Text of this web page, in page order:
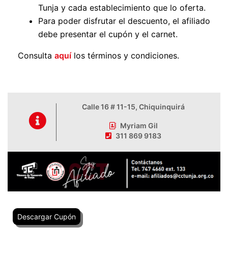
Tunja y cada establecimiento que lo oferta.
Para poder disfrutar el descuento, el afiliado
debe presentar el cupón y el carnet.
Consulta aquílos términos y condiciones.
Calle 16 # 11-15, Chiquinquirá
Myriam Gil
311 869 9183
Descargar Cupón